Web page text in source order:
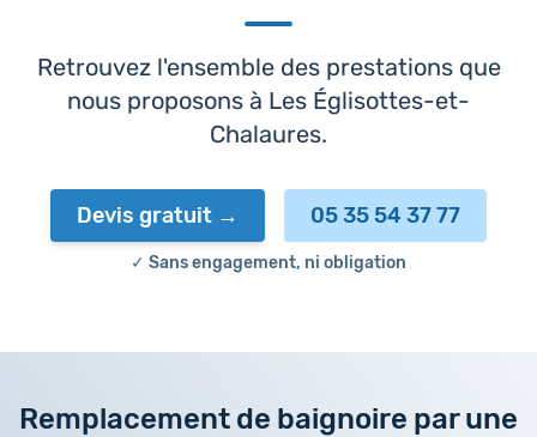
Retrouvez l'ensemble des prestations que
nous proposons à Les Églisottes-et-
Chalaures.
Devis gratuit 05 35 54 37 77
✓ Sans engagement, ni obligation
Remplacement de baignoire par une